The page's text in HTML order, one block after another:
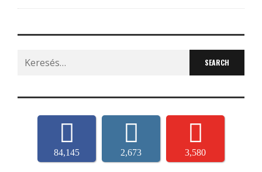
Search
for:
84,145 2,673 3,580